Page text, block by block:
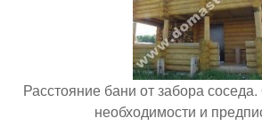
Расстояние бани от забора
необходимости и